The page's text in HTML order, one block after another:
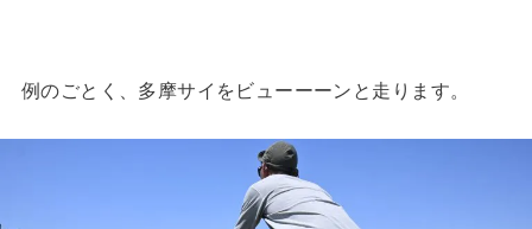
例のごとく、多摩サイをビューーーンと走ります。